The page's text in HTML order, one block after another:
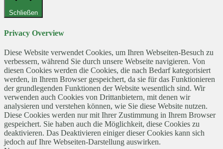
Schließen
Privacy Overview
Diese Website verwendet Cookies, um Ihren Webseiten-Besuch zu
verbessern, während Sie durch unsere Webseite navigieren. Von
diesen Cookies werden die Cookies, die nach Bedarf kategorisiert
werden, in Ihrem Browser gespeichert, da sie für das Funktionieren
der grundlegenden Funktionen der Website wesentlich sind. Wir
verwenden auch Cookies von Drittanbietern, mit denen wir
analysieren und verstehen können, wie Sie diese Website nutzen.
Diese Cookies werden nur mit Ihrer Zustimmung in Ihrem Browser
gespeichert. Sie haben auch die Möglichkeit, diese Cookies zu
deaktivieren. Das Deaktivieren einiger dieser Cookies kann sich
jedoch auf Ihre Webseiten-Darstellung auswirken.